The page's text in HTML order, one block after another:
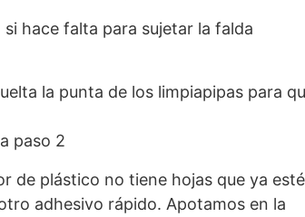
hace falta para sujetar la falda
la punta de los limpiapipas para
de plástico no tiene hojas que ya
adhesivo rápido. Apotamos en la